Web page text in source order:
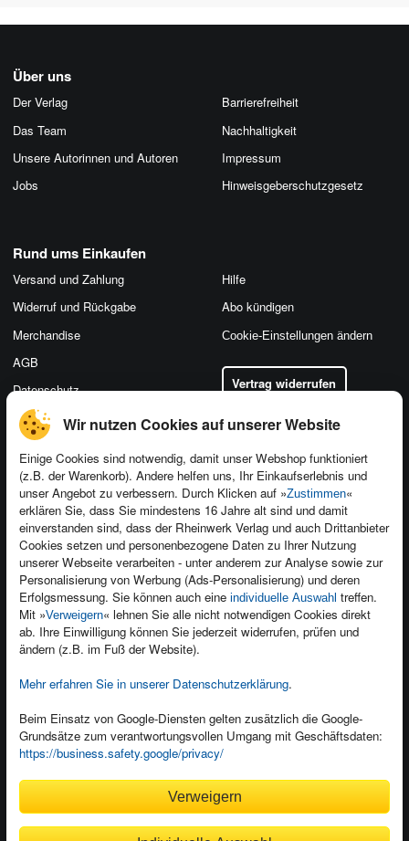
Wir nutzen Cookies auf unserer Website
Einige Cookies sind notwendig, damit unser Webshop funktioniert
(z.B. der Warenkorb). Andere helfen uns, Ihr Einkaufserlebnis und
unser Angebot zu verbessern. Durch Klicken auf »Zustimmen«
erklären Sie, dass Sie mindestens 16 Jahre alt sind und damit
einverstanden sind, dass der Rheinwerk Verlag und auch Drittanbieter
Cookies setzen und personenbezogene Daten zu Ihrer Nutzung
unserer Webseite verarbeiten - unter anderem zur Analyse sowie zur
Personalisierung von Werbung (Ads-Personalisierung) und deren
Erfolgsmessung. Sie können auch eine individuelle Auswahl treffen.
Mit »Verweigern« lehnen Sie alle nicht notwendigen Cookies direkt
ab. Ihre Einwilligung können Sie jederzeit widerrufen, prüfen und
ändern (z.B. im Fuß der Website).
Mehr erfahren Sie in unserer Datenschutzerklärung.
Beim Einsatz von Google-Diensten gelten zusätzlich die Google-
Grundsätze zum verantwortungsvollen Umgang mit Geschäftsdaten:
https://business.safety.google/privacy/
Verweigern
Über uns
Der Verlag
Das Team
Unsere Autorinnen und Autoren
Jobs
Barrierefreiheit
Nachhaltigkeit
Impressum
Hinweis­geber­schutz­gesetz
Kontakt
Newsletter
Für Unternehmen
Presseservice
Dozentenservice
Produktfeedback
Foreign Rights
Ein Buch schreiben
Rund ums Einkaufen
Versand und Zahlung
Widerruf und Rückgabe
Merchandise
AGB
Datenschutz
Hilfe
Abo kündigen
Cookie-Einstellungen ändern
Vertrag widerrufen
Kundenservice
Wir sind gerne für Sie da!
service@rheinwerk-verlag.de